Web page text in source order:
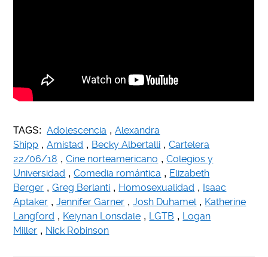
TAGS: Adolescencia , Alexandra
Shipp , Amistad , Becky Albertalli , Cartelera
22/06/18 , Cine norteamericano , Colegios y
Universidad , Comedia romántica , Elizabeth
Berger , Greg Berlanti , Homosexualidad , Isaac
Aptaker , Jennifer Garner , Josh Duhamel , Katherine
Langford , Keiynan Lonsdale , LGTB , Logan
Miller , Nick Robinson